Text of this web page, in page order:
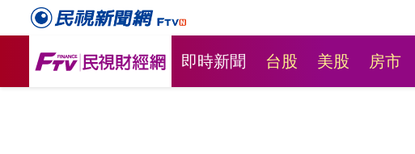
即時新聞 台股 美股 房市